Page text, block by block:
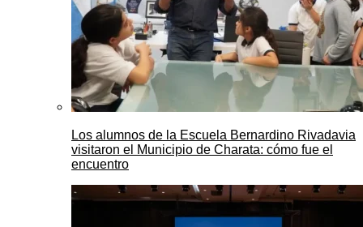
Los alumnos de la Escuela Bernardino Rivadavia
visitaron el Municipio de Charata: cómo fue el
encuentro